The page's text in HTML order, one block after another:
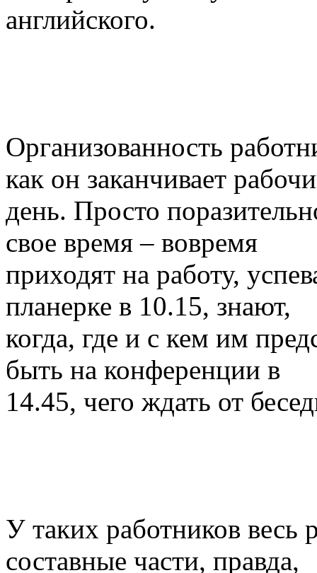
английского.
Организованность
как он заканчивает
день. Просто
свое время – вовремя
приходят на работу,
планерке в 10.15, знают,
когда, где и с кем им
быть на конференции в
14.45, чего ждать от
У таких работников весь
составные части, правда,